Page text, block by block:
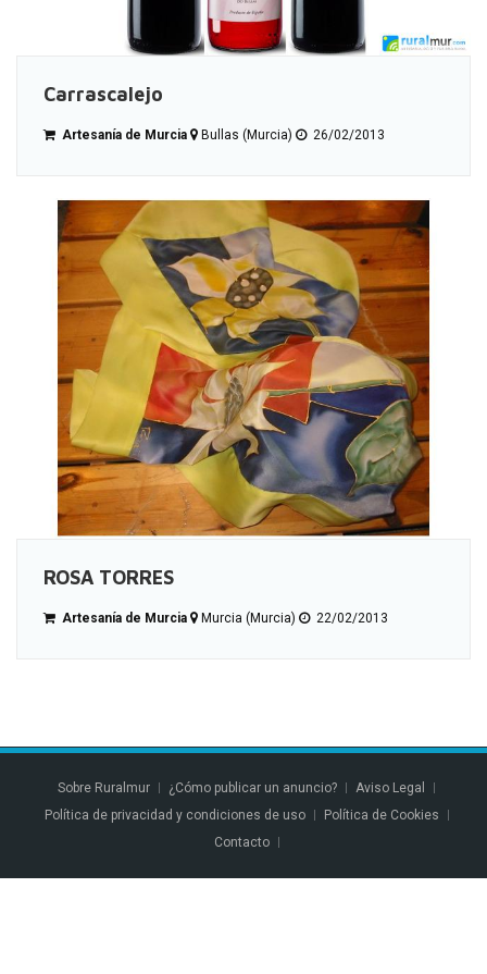
Carrascalejo
Artesanía de Murcia Bullas (Murcia) 26/02/2013
ROSA TORRES
Artesanía de Murcia Murcia (Murcia) 22/02/2013
Sobre Ruralmur ¿Cómo publicar un anuncio?
Aviso Legal
Política de privacidad y condiciones de uso
Política de Cookies
Contacto